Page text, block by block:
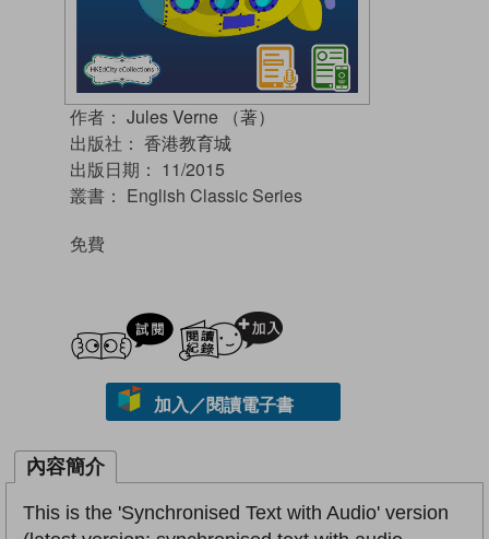
作者： Jules Verne （著）
出版社： 香港教育城
出版日期： 11/2015
叢書： English Classic Series
免費
試閲
加入／閱讀電子書
內容簡介
This is the 'Synchronised Text with Audio' version